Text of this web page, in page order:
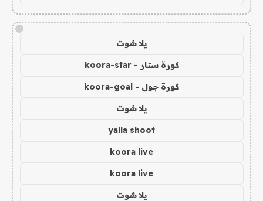
!
يلا شوت
كورة ستار - koora-star
كورة جول - koora-goal
يلا شوت
yalla shoot
koora live
koora live
يلا شوت